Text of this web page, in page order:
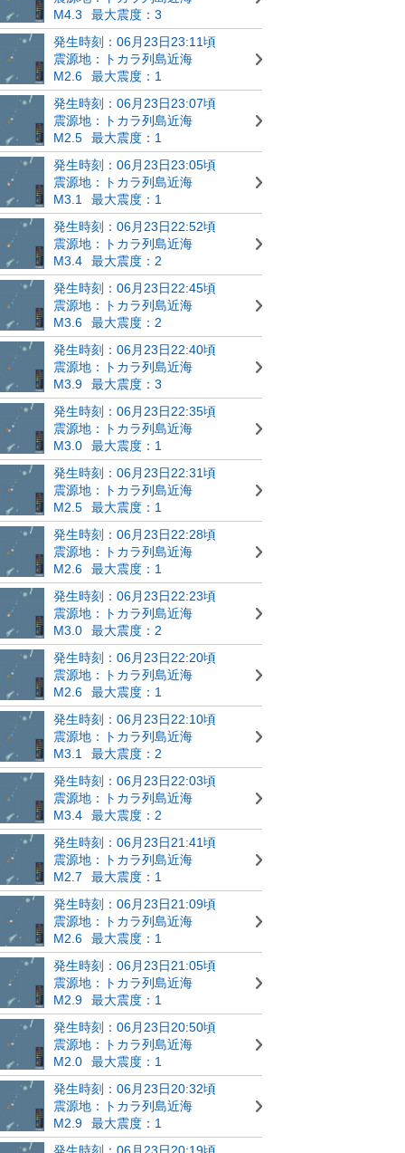
M4.3
最大震度：3
発生時刻：06月23日23:11頃
震源地：トカラ列島近海
M2.6
最大震度：1
発生時刻：06月23日23:07頃
震源地：トカラ列島近海
M2.5
最大震度：1
発生時刻：06月23日23:05頃
震源地：トカラ列島近海
M3.1
最大震度：1
発生時刻：06月23日22:52頃
震源地：トカラ列島近海
M3.4
最大震度：2
発生時刻：06月23日22:45頃
震源地：トカラ列島近海
M3.6
最大震度：2
発生時刻：06月23日22:40頃
震源地：トカラ列島近海
M3.9
最大震度：3
発生時刻：06月23日22:35頃
震源地：トカラ列島近海
M3.0
最大震度：1
発生時刻：06月23日22:31頃
震源地：トカラ列島近海
M2.5
最大震度：1
発生時刻：06月23日22:28頃
震源地：トカラ列島近海
M2.6
最大震度：1
発生時刻：06月23日22:23頃
震源地：トカラ列島近海
M3.0
最大震度：2
発生時刻：06月23日22:20頃
震源地：トカラ列島近海
M2.6
最大震度：1
発生時刻：06月23日22:10頃
震源地：トカラ列島近海
M3.1
最大震度：2
発生時刻：06月23日22:03頃
震源地：トカラ列島近海
M3.4
最大震度：2
発生時刻：06月23日21:41頃
震源地：トカラ列島近海
M2.7
最大震度：1
発生時刻：06月23日21:09頃
震源地：トカラ列島近海
M2.6
最大震度：1
発生時刻：06月23日21:05頃
震源地：トカラ列島近海
M2.9
最大震度：1
発生時刻：06月23日20:50頃
震源地：トカラ列島近海
M2.0
最大震度：1
発生時刻：06月23日20:32頃
震源地：トカラ列島近海
M2.9
最大震度：1
発生時刻：06月23日20:19頃